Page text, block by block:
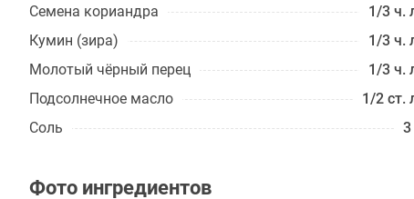
Семена кориандра
1/3 ч.
Кумин (зира)
1/3 ч.
Молотый чёрный перец
1/3 ч.
Подсолнечное масло
1/2 ст.
Соль
3
Фото ингредиентов